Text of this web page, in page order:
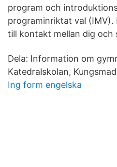
program och
programinriktat val (IMV).
till kontakt mellan dig och
Dela: Information om
Katedralskolan,
Ing form engelska